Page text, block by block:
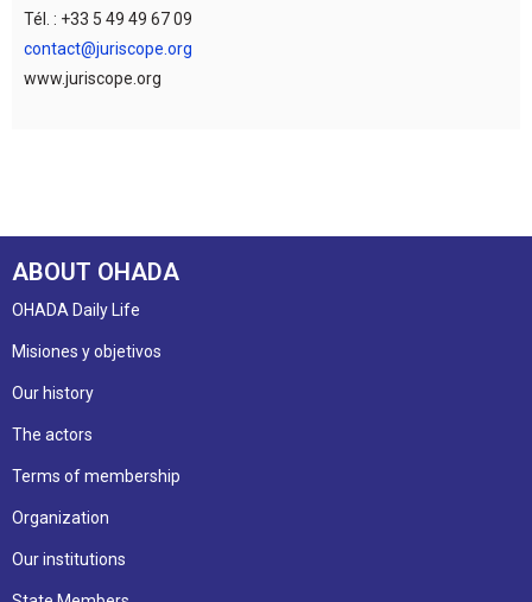
Tél. : +33 5 49 49 67 09
contact@juriscope.org
www.juriscope.org
ABOUT OHADA
OHADA Daily Life
Misiones y objetivos
Our history
The actors
Terms of membership
Organization
Our institutions